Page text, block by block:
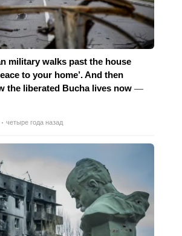
military walks past the house
to your home’. And then
the liberated Bucha lives now―
четыре года назад